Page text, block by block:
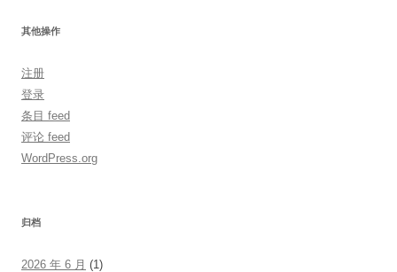
其他操作
注册
登录
条目 feed
评论 feed
WordPress.org
归档
2026 年 6 月 (1)